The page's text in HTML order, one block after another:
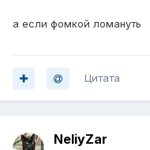
а если фомкой ломануть
Цитата
NeliyZar